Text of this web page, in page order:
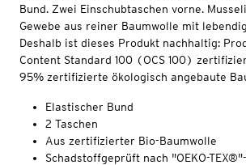
Bund. Zwei Einschubtaschen vorne.
Gewebe aus reiner Baumwolle mit
Deshalb ist dieses Produkt nachhaltig:
Content Standard 100 (OCS 100)
95% zertifizierte ökologisch angebaute
Elastischer Bund
2 Taschen
Aus zertifizierter Bio-Baumwolle
Schadstoffgeprüft nach "OEKO-